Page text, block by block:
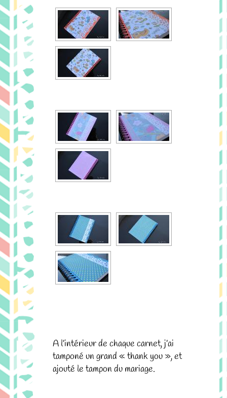
A l’intérieur de chaque carnet, j’ai
tamponé un grand « thank you », et
ajouté le tampon du mariage.